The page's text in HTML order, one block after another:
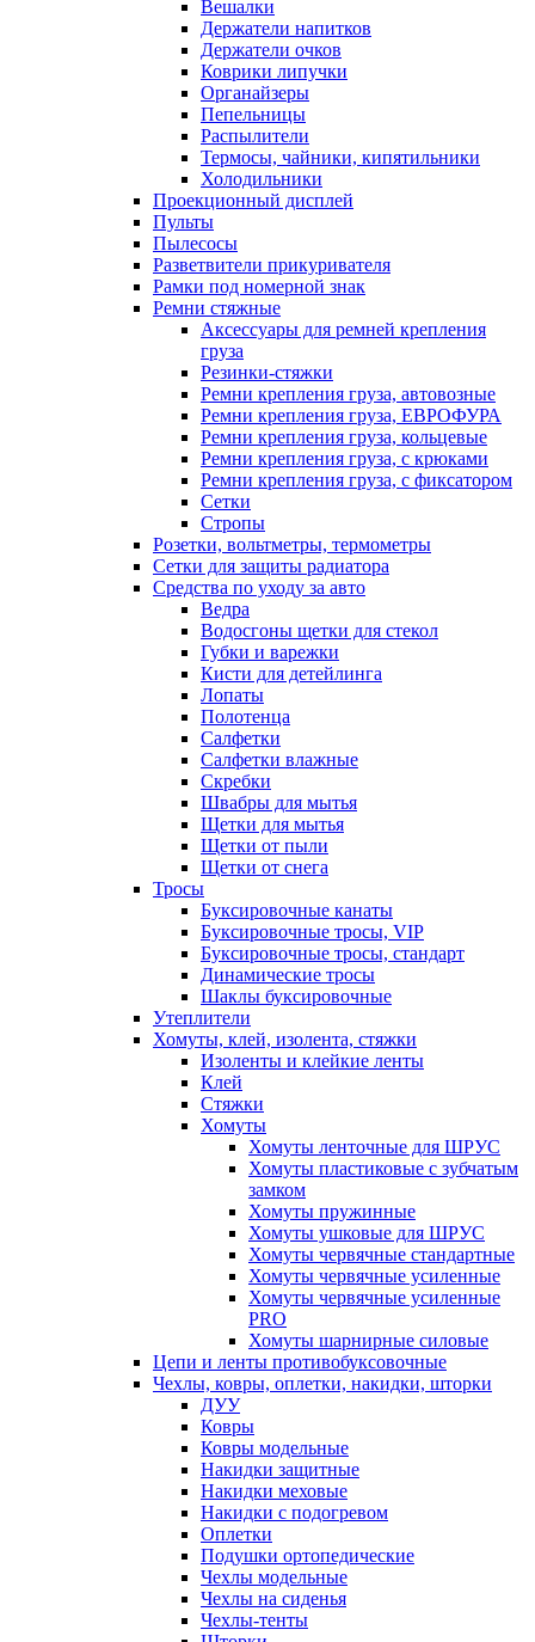
Вешалки
Держатели напитков
Держатели очков
Коврики липучки
Органайзеры
Пепельницы
Распылители
Термосы, чайники, кипятильники
Холодильники
Проекционный дисплей
Пульты
Пылесосы
Разветвители прикуривателя
Рамки под номерной знак
Ремни стяжные
Аксессуары для ремней крепления
груза
Резинки-стяжки
Ремни крепления груза, автовозные
Ремни крепления груза, ЕВРОФУРА
Ремни крепления груза, кольцевые
Ремни крепления груза, с крюками
Ремни крепления груза, с фиксатором
Сетки
Стропы
Розетки, вольтметры, термометры
Сетки для защиты радиатора
Средства по уходу за авто
Ведра
Водосгоны щетки для стекол
Губки и варежки
Кисти для детейлинга
Лопаты
Полотенца
Салфетки
Салфетки влажные
Скребки
Швабры для мытья
Щетки для мытья
Щетки от пыли
Щетки от снега
Тросы
Буксировочные канаты
Буксировочные тросы, VIP
Буксировочные тросы, стандарт
Динамические тросы
Шаклы буксировочные
Утеплители
Хомуты, клей, изолента, стяжки
Изоленты и клейкие ленты
Клей
Стяжки
Хомуты
Хомуты ленточные для ШРУС
Хомуты пластиковые с зубчатым
замком
Хомуты пружинные
Хомуты ушковые для ШРУС
Хомуты червячные стандартные
Хомуты червячные усиленные
Хомуты червячные усиленные
PRO
Хомуты шарнирные силовые
Цепи и ленты противобуксовочные
Чехлы, ковры, оплетки, накидки, шторки
ДУУ
Ковры
Ковры модельные
Накидки защитные
Накидки меховые
Накидки с подогревом
Оплетки
Подушки ортопедические
Чехлы модельные
Чехлы на сиденья
Чехлы-тенты